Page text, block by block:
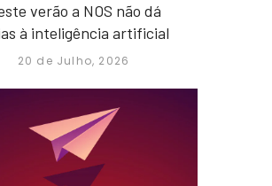
verão a NOS não dá
à inteligência artificial
20 de Julho, 2026